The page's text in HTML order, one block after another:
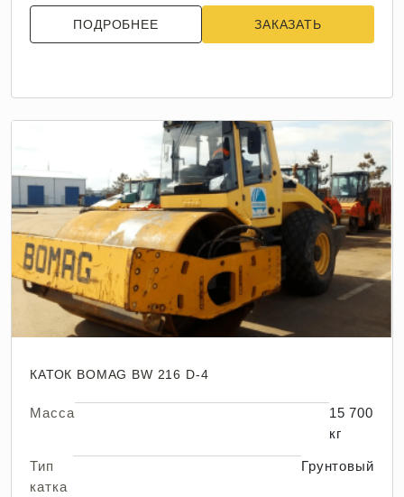
ПОДРОБНЕЕ ЗАКАЗАТЬ
КАТОК BOMAG BW 216 D-4
Масса
15 700
кг
Тип
катка
Грунтовый